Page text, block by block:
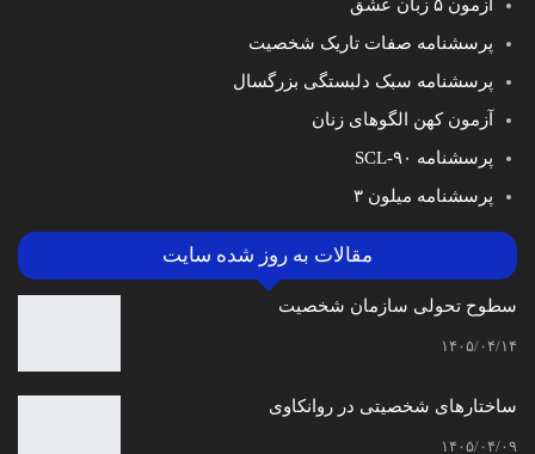
آزمون ۵ زبان عشق
پرسشنامه صفات تاریک شخصیت
پرسشنامه سبک دلبستگی بزرگسال
آزمون کهن الگوهای زنان
پرسشنامه SCL-۹۰
پرسشنامه میلون ۳
مقالات به روز شده سایت
سطوح تحولی سازمان‌ شخصیت
۱۴۰۵/۰۴/۱۴
ساختارهای شخصیتی در روانکاوی
۱۴۰۵/۰۴/۰۹